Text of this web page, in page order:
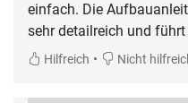
einfach. Die
sehr detailreich und führt
Hilfreich • Nicht